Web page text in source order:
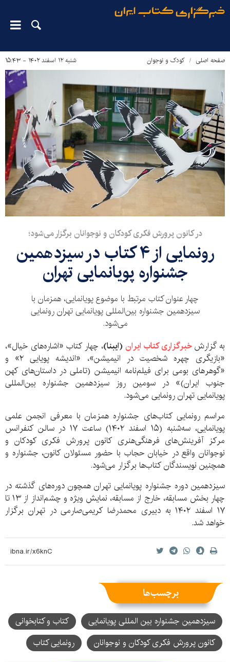
صفحه اصلی کودک و نوجوان شنبه ۱۲ اسفند ۱۴۰۲ - ۱۵:۴۳
در کانون پرورش فکری کودکان و نوجوانان برگزار می‌شود؛
رونمایی از ۴ کتاب در سیزدهمین
جشنواره پویانمایی تهران
چهار عنوان کتاب مرتبط با موضوع پویانمایی، همزمان با
سیزدهمین جشنواره بین‌المللی پویانمایی تهران رونمایی
می‌شود.
به گزارشخبرگزاری کتاب ایران(ایبنا)، چهار کتاب «اشاره‌های خیال»،
«بازیگری چهره شخصیت در انیمیشن»، «اندیشه پویایی ۲» و
«گوهرهای بومی برای فیلم‌نامه انیمیشن (تاملی در داستان‌های کهن
جنوب ایران)» در سومین روز سیزدهمین جشنواره بین‌المللی
پویانمایی تهران رونمایی می‌شود.
مراسم رونمایی کتاب‌های جشنواره همزمان با معرفی انجمن علمی
پویانمایی، سه‌شنبه (۱۵ اسفند ۱۴۰۲) ساعت ۱۷ در سالن کنفرانس
مرکز آفرینش‌های فرهنگی‌هنری کانون پرورش فکری کودکان و
نوجوانان واقع در خیابان حجاب با حضور مسئولان کانون، جشنواره و
همچنین نویسندگان کتاب‌ها برگزار می‌شود.
سیزدهمین دوره جشنواره پویانمایی تهران همچون دوره‌های گذشته در
چهار بخش مسابقه، خارج از مسابقه، نمایش ویژه و چشم‌انداز از ۱۳ تا
۱۷ اسفند ۱۴۰۲ به دبیری محمدرضا کریمی‌صارمی در تهران برگزار
خواهد شد.
برچسب‌ها
سیزدهمین جشنواره بین المللی پویانمایی
کتاب و کتابخوانی
کانون پرورش فکری کودکان و نوجوانان
رونمایی کتاب